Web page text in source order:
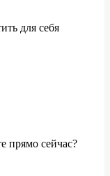
для себя
прямо сейчас?